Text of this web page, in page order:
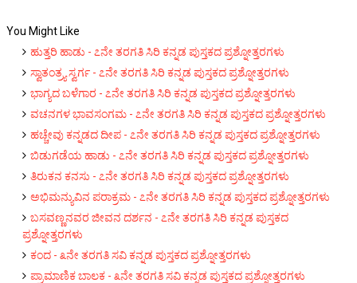
You Might Like
ಹುತ್ತರಿ ಹಾಡು - ೭ನೇ ತರಗತಿ ಸಿರಿ ಕನ್ನಡ ಪುಸ್ತಕದ ಪ್ರಶ್ನೋತ್ತರಗಳು
ಸ್ವಾತಂತ್ರ್ಯ ಸ್ವರ್ಗ - ೭ನೇ ತರಗತಿ ಸಿರಿ ಕನ್ನಡ ಪುಸ್ತಕದ ಪ್ರಶ್ನೋತ್ತರಗಳು
ಭಾಗ್ಯದ ಬಳೆಗಾರ - ೭ನೇ ತರಗತಿ ಸಿರಿ ಕನ್ನಡ ಪುಸ್ತಕದ ಪ್ರಶ್ನೋತ್ತರಗಳು
ವಚನಗಳ ಭಾವಸಂಗಮ - ೭ನೇ ತರಗತಿ ಸಿರಿ ಕನ್ನಡ ಪುಸ್ತಕದ ಪ್ರಶ್ನೋತ್ತರಗಳು
ಹಚ್ಚೇವು ಕನ್ನಡದ ದೀಪ - ೭ನೇ ತರಗತಿ ಸಿರಿ ಕನ್ನಡ ಪುಸ್ತಕದ ಪ್ರಶ್ನೋತ್ತರಗಳು
ಬಿಡುಗಡೆಯ ಹಾಡು - ೭ನೇ ತರಗತಿ ಸಿರಿ ಕನ್ನಡ ಪುಸ್ತಕದ ಪ್ರಶ್ನೋತ್ತರಗಳು
ತಿರುಕನ ಕನಸು - ೭ನೇ ತರಗತಿ ಸಿರಿ ಕನ್ನಡ ಪುಸ್ತಕದ ಪ್ರಶ್ನೋತ್ತರಗಳು
ಅಭಿಮನ್ಯುವಿನ ಪರಾಕ್ರಮ - ೭ನೇ ತರಗತಿ ಸಿರಿ ಕನ್ನಡ ಪುಸ್ತಕದ ಪ್ರಶ್ನೋತ್ತರಗಳು
ಬಸವಣ್ಣನವರ ಜೀವನ ದರ್ಶನ - ೭ನೇ ತರಗತಿ ಸಿರಿ ಕನ್ನಡ ಪುಸ್ತಕದ
ಪ್ರಶ್ನೋತ್ತರಗಳು
ಕಂದ - ೩ನೇ ತರಗತಿ ಸವಿ ಕನ್ನಡ ಪುಸ್ತಕದ ಪ್ರಶ್ನೋತ್ತರಗಳು
ಪ್ರಾಮಾಣಿಕ ಬಾಲಕ - ೩ನೇ ತರಗತಿ ಸವಿ ಕನ್ನಡ ಪುಸ್ತಕದ ಪ್ರಶ್ನೋತ್ತರಗಳು